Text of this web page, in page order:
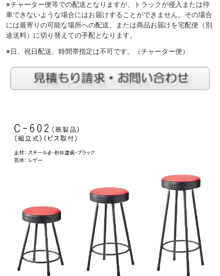
※チャーター便等での配送となりますが、トラックが侵入または停
車できないような場合にはお届けすることができません。その場合
には最寄りの可能な場所への配送、または商品お届けを宅配便（別
途送料）に切り替えての手配となります。
※日、祝日配送、時間帯指定は不可です。（チャーター便）